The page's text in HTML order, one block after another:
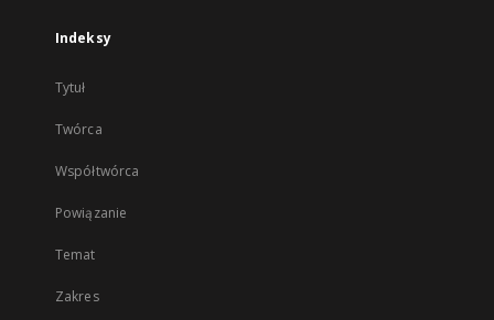
Indeksy
Tytuł
Twórca
Współtwórca
Powiązanie
Temat
Zakres